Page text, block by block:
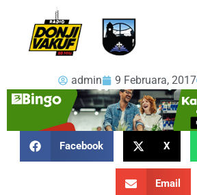
admin 9 Februara, 2017
Facebook X
Email